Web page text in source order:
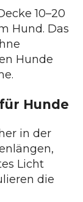
10–20
Hund. Das
Hunde
Hunde
in der
Licht
die